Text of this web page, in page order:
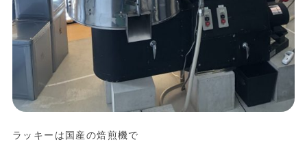
ラッキーは国産の焙煎機で